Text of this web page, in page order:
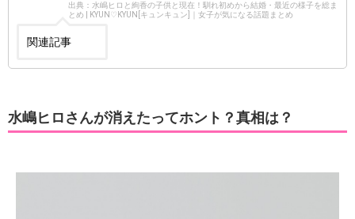
出典：水嶋ヒロと絢香の子供と現在！馴れ初めから結婚・最近の様子を総ま
とめ | KYUN♡KYUN[キュンキュン]｜女子が気になる話題まとめ
関連記事
水嶋ヒロさんが消えたってホント？真相は？